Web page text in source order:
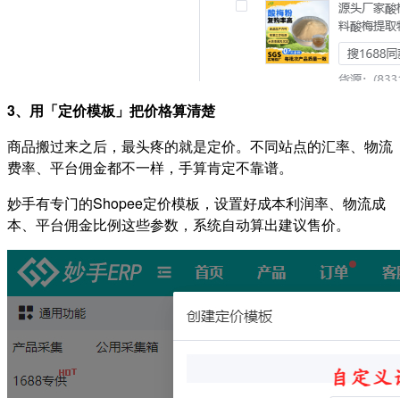
3、用「定价模板」把价格算清楚
商品搬过来之后，最头疼的就是定价。不同站点的汇率、物流
费率、平台佣金都不一样，手算肯定不靠谱。
妙手有专门的Shopee定价模板，设置好成本利润率、物流成
本、平台佣金比例这些参数，系统自动算出建议售价。